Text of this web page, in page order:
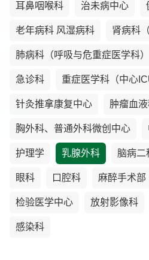
耳鼻咽喉科 治未病中心
老年病科 风湿病科 肾病科
肺病科（呼吸与危重症医学科）
急诊科 重症医学科（中心
针灸推拿康复中心 肿瘤血
胸外科、普通外科微创中心
护理学 乳腺外科 脑病二
眼科 口腔科 麻醉手术部
检验医学中心 放射影像科
感染科